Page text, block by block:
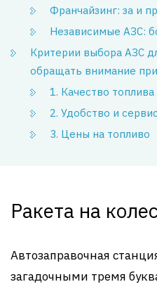
Франчайзинг: за и
Независимые АЗС:
Критерии выбора АЗС
обращать внимание
1. Качество топлива
2. Удобство и сервис
3. Цены на топливо
Ракета на
Автозаправочная
загадочными тремя